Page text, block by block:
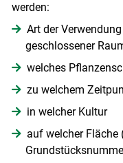
werden:
Art der
geschlossener
welches
zu welchem
in welcher Kultur
auf welcher Fläche